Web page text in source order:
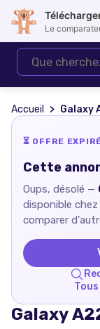
Accueil Galaxy
⏳ OFFRE
Cette
Oups, désolé —
disponible chez
comparer
Tous
Galaxy
Le